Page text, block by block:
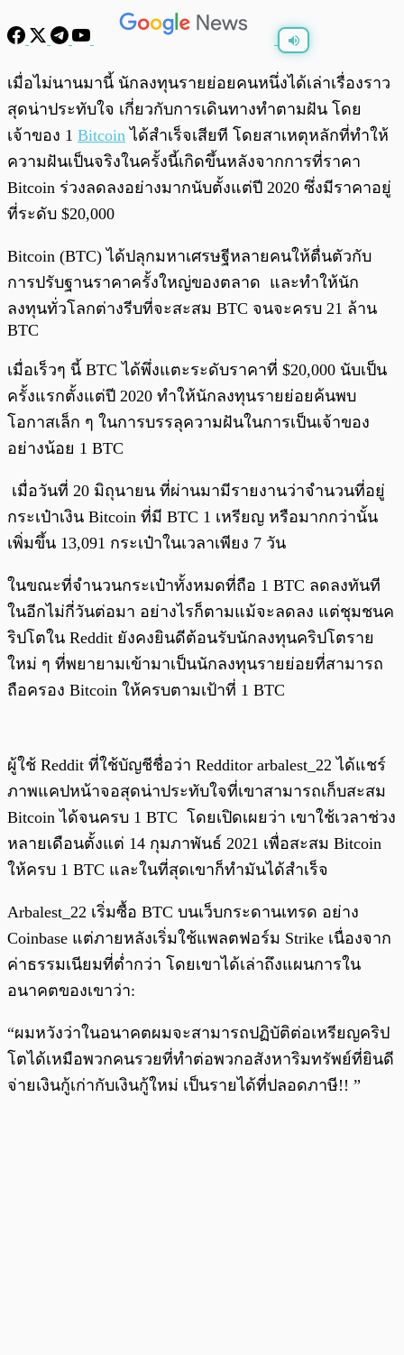
0:00 /0:00
เมื่อไม่นานมานี้ นักลงทุนรายย่อยคนหนึ่งได้เล่าเรื่องราว
สุดน่าประทับใจ เกี่ยวกับการเดินทางทำตามฝัน โดย
เจ้าของ 1 Bitcoin ได้สำเร็จเสียที โดยสาเหตุหลักที่ทำให้
ความฝันเป็นจริงในครั้งนี้เกิดขึ้นหลังจากการที่ราคา
Bitcoin ร่วงลดลงอย่างมากนับตั้งแต่ปี 2020 ซึ่งมีราคาอยู่
ที่ระดับ $20,000
Bitcoin (BTC) ได้ปลุกมหาเศรษฐีหลายคนให้ตื่นตัวกับ
การปรับฐานราคาครั้งใหญ่ของตลาด และทำให้นัก
ลงทุนทั่วโลกต่างรีบที่จะสะสม BTC จนจะครบ 21 ล้าน
BTC
เมื่อเร็วๆ นี้ BTC ได้พึ่งแตะระดับราคาที่ $20,000 นับเป็น
ครั้งแรกตั้งแต่ปี 2020 ทำให้นักลงทุนรายย่อยค้นพบ
โอกาสเล็ก ๆ ในการบรรลุความฝันในการเป็นเจ้าของ
อย่างน้อย 1 BTC
เมื่อวันที่ 20 มิถุนายน ที่ผ่านมามีรายงานว่าจำนวนที่อยู่
กระเป๋าเงิน Bitcoin ที่มี BTC 1 เหรียญ หรือมากกว่านั้น
เพิ่มขึ้น 13,091 กระเป๋าในเวลาเพียง 7 วัน
ในขณะที่จำนวนกระเป๋าทั้งหมดที่ถือ 1 BTC ลดลงทันที
ในอีกไม่กี่วันต่อมา อย่างไรก็ตามแม้จะลดลง แต่ชุมชนค
ริปโตใน Reddit ยังคงยินดีต้อนรับนักลงทุนคริปโตราย
ใหม่ ๆ ที่พยายามเข้ามาเป็นนักลงทุนรายย่อยที่สามารถ
ถือครอง Bitcoin ให้ครบตามเป้าที่ 1 BTC
ผู้ใช้ Reddit ที่ใช้บัญชีชื่อว่า Redditor arbalest_22 ได้แชร์
ภาพแคปหน้าจอสุดน่าประทับใจที่เขาสามารถเก็บสะสม
Bitcoin ได้จนครบ 1 BTC โดยเปิดเผยว่า เขาใช้เวลาช่วง
หลายเดือนตั้งแต่ 14 กุมภาพันธ์ 2021 เพื่อสะสม Bitcoin
ให้ครบ 1 BTC และในที่สุดเขาก็ทำมันได้สำเร็จ
Arbalest_22 เริ่มซื้อ BTC บนเว็บกระดานเทรด อย่าง
Coinbase แต่ภายหลังเริ่มใช้แพลตฟอร์ม Strike เนื่องจาก
ค่าธรรมเนียมที่ต่ำกว่า โดยเขาได้เล่าถึงแผนการใน
อนาคตของเขาว่า:
“ผมหวังว่าในอนาคตผมจะสามารถปฏิบัติต่อเหรียญคริป
โตได้เหมือพวกคนรวยที่ทำต่อพวกอสังหาริมทรัพย์ที่ยินดี
จ่ายเงินกู้เก่ากับเงินกู้ใหม่ เป็นรายได้ที่ปลอดภาษี!! ”